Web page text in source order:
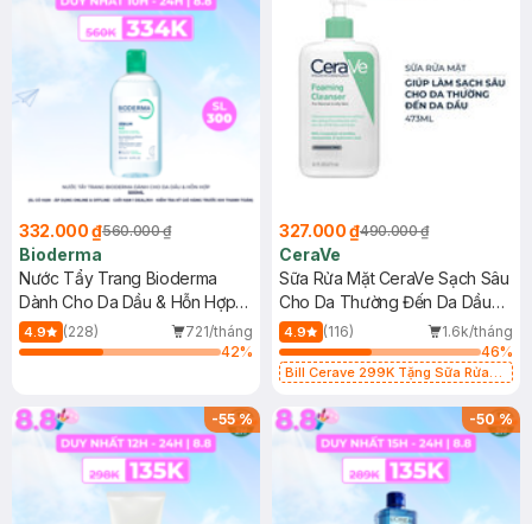
332.000 ₫560.000 ₫
Bioderma
Nước Tẩy Trang Bioderma
Dành Cho Da Dầu & Hỗn Hợp
500ml
4.9 (228)
721/tháng
42%
327.000 ₫490.000 ₫
CeraVe
Sữa Rửa Mặt CeraVe Sạch Sâu
Cho Da Thường Đến Da Dầu
473ml
4.9 (116)
1.6k/tháng
46%
Bill Cerave 299K Tặng Sữa Rửa
-55% -50%